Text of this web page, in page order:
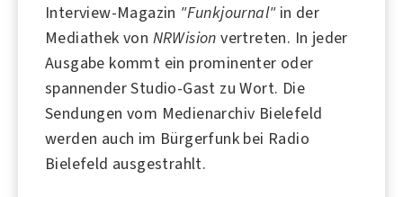
Interview-Magazin "Funkjournal"in der
Mediathek von NRWision vertreten. In jeder
Ausgabe kommt ein prominenter oder
spannender Studio-Gast zu Wort. Die
Sendungen vom Medienarchiv Bielefeld
werden auch im Bürgerfunk bei Radio
Bielefeld ausgestrahlt.